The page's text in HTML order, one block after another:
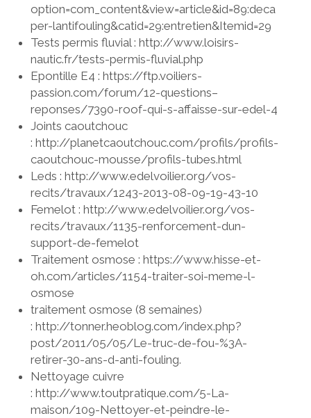
BELEM
#BRIOPRIDE2017
#BRIOPRIDE2018
option=com_content&view=article&id=89:deca
per-lantifouling&catid=29:entretien&Itemid=29
Tests permis fluvial : http://www.loisirs-
nautic.fr/tests-permis-fluvial.php
Epontille E4 : https://ftp.voiliers-
passion.com/forum/12-questions–
reponses/7390-roof-qui-s-affaisse-sur-edel-4
Joints caoutchouc
: http://planetcaoutchouc.com/profils/profils-
caoutchouc-mousse/profils-tubes.html
Leds : http://www.edelvoilier.org/vos-
recits/travaux/1243-2013-08-09-19-43-10
Femelot : http://www.edelvoilier.org/vos-
recits/travaux/1135-renforcement-dun-
support-de-femelot
Traitement osmose : https://www.hisse-et-
oh.com/articles/1154-traiter-soi-meme-l-
osmose
traitement osmose (8 semaines)
: http://tonner.heoblog.com/index.php?
post/2011/05/05/Le-truc-de-fou-%3A-
retirer-30-ans-d-anti-fouling.
Nettoyage cuivre
: http://www.toutpratique.com/5-La-
maison/109-Nettoyer-et-peindre-le-